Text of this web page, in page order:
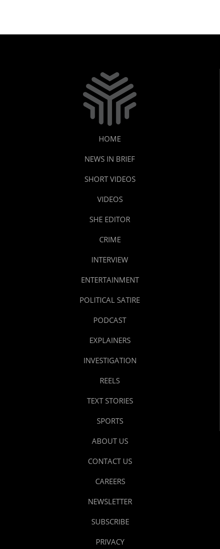
HOME
NEWS IN BRIEF
SHORT VIDEOS
VIDEOS
SHE EDITOR
CRIME
INTERVIEW
ENTERTAINMENT
POLITICAL SATIRE
PODCAST
EXPLAINERS
INVESTIGATION
REELS
TEXT STORIES
SPORTS
ABOUT US
CONTACT US
CAREERS
NEWSLETTER
SUBSCRIBE
PRIVACY